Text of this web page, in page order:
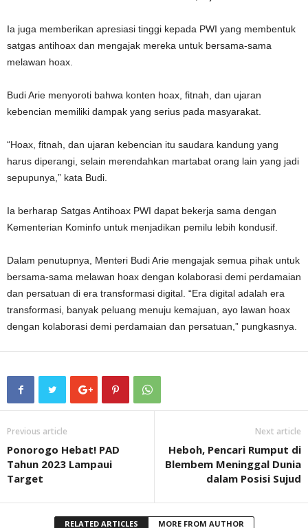
Ia juga memberikan apresiasi tinggi kepada PWI yang membentuk
satgas antihoax dan mengajak mereka untuk bersama-sama
melawan hoax.
Budi Arie menyoroti bahwa konten hoax, fitnah, dan ujaran
kebencian memiliki dampak yang serius pada masyarakat.
“Hoax, fitnah, dan ujaran kebencian itu saudara kandung yang
harus diperangi, selain merendahkan martabat orang lain yang jadi
sepupunya,” kata Budi.
Ia berharap Satgas Antihoax PWI dapat bekerja sama dengan
Kementerian Kominfo untuk menjadikan pemilu lebih kondusif.
Dalam penutupnya, Menteri Budi Arie mengajak semua pihak untuk
bersama-sama melawan hoax dengan kolaborasi demi perdamaian
dan persatuan di era transformasi digital. “Era digital adalah era
transformasi, banyak peluang menuju kemajuan, ayo lawan hoax
dengan kolaborasi demi perdamaian dan persatuan,” pungkasnya.
Previous article
Ponorogo Hebat! PAD
Tahun 2023 Lampaui
Target
Next article
Heboh, Pencari Rumput di
Blembem Meninggal Dunia
dalam Posisi Sujud
RELATED ARTICLES MORE FROM AUTHOR